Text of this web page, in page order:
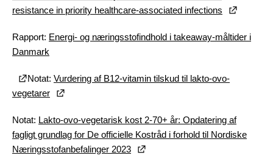
resistance in priority healthcare-associated infections
Rapport: Energi- og næringsstofindhold i takeaway-måltider i
Danmark
Notat: Vurdering af B12-vitamin tilskud til lakto-ovo-
vegetarer
Notat: Lakto-ovo-vegetarisk kost 2-70+ år: Opdatering af
fagligt grundlag for De officielle Kostråd i forhold til Nordiske
Næringsstofanbefalinger 2023